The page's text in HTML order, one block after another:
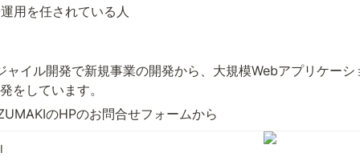
用を任されている人
ャイル開発で新規事業の開発から、大規模Webアプリケーシ
をしています。
のHPのお問合せフォームから